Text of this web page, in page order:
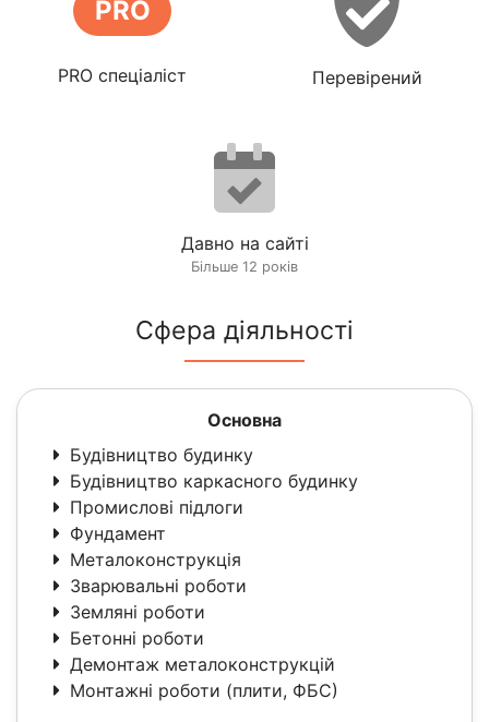
PRO
PRO спеціаліст Перевірений
Давно на сайті
Більше 12 років
Сфера діяльності
Основна
Будівництво будинку
Будівництво каркасного будинку
Промислові підлоги
Фундамент
Металоконструкція
Зварювальні роботи
Земляні роботи
Бетонні роботи
Демонтаж металоконструкцій
Монтажні роботи (плити, ФБС)